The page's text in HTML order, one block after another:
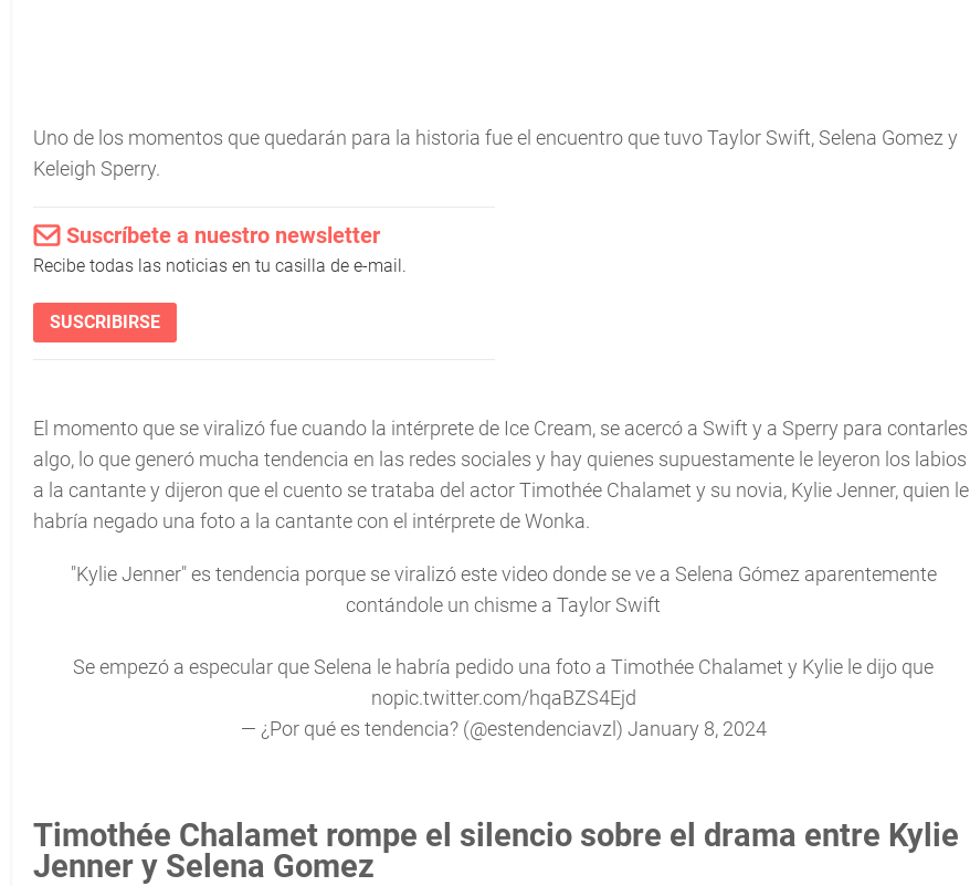
Uno de los momentos que quedarán para la historia fue el encuentro que tuvo Taylor Swift, Selena Gomez y
Keleigh Sperry.
Suscríbete a nuestro newsletter
Recibe todas las noticias en tu casilla de e-mail.
SUSCRIBIRSE
El momento que se viralizó fue cuando la intérprete de Ice Cream, se acercó a Swift y a Sperry para contarles
algo, lo que generó mucha tendencia en las redes sociales y hay quienes supuestamente le leyeron los labios
a la cantante y dijeron que el cuento se trataba del actor Timothée Chalamet y su novia, Kylie Jenner, quien le
habría negado una foto a la cantante con el intérprete de Wonka.
"Kylie Jenner" es tendencia porque se viralizó este video donde se ve a Selena Gómez aparentemente
contándole un chisme a Taylor Swift
Se empezó a especular que Selena le habría pedido una foto a Timothée Chalamet y Kylie le dijo que
nopic.twitter.com/hqaBZS4Ejd
— ¿Por qué es tendencia? (@estendenciavzl) January 8, 2024
Timothée Chalamet rompe el silencio sobre el drama entre Kylie
Jenner y Selena Gomez